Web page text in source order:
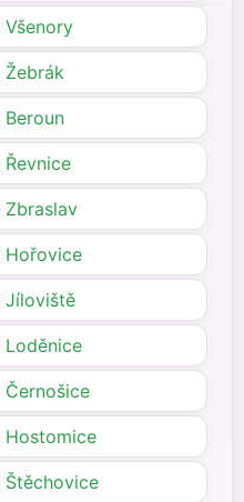
Všenory
Žebrák
Beroun
Řevnice
Zbraslav
Hořovice
Jíloviště
Loděnice
Černošice
Hostomice
Štěchovice